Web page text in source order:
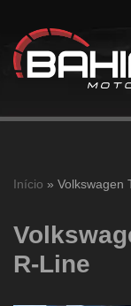
Pular
para
Início » Volkswagen
R-Line